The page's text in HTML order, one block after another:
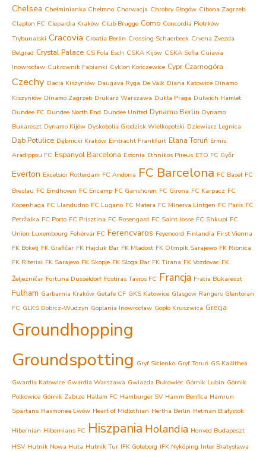
Chelsea Chełminianka Chełmno Chorwacja Chrobry Głogów Cibona Zagrzeb
Clapton FC Clepardia Kraków Club Brugge Como Concordia Piotrków
Trybunalski Cracovia Croatia Berlin Crossing Schaerbeek Crvena Zvezda
Belgrad Crystal Palace CS Fola Esch CSKA Kijów CSKA Sofia Cuiavia
Inowrocław Cukrownik Fabianki Cyklon Kończewice Cypr Czarnogóra
Czechy Dacia Kiszyniów Daugava Ryga De Valk Diana Katowice Dinamo
Kiszyniów Dinamo Zagrzeb Drukarz Warszawa Dukla Praga Dulwich Hamlet
Dundee FC Dundee North End Dundee United Dynamo Berlin Dynamo
Bukareszt Dynamo Kijów Dyskobolia Grodzisk Wielkopolski Dziewiarz Legnica
Dąb Potulice Dębnicki Kraków Eintracht Frankfurt Elana Toruń Ermis
Aradippou FC Espanyol Barcelona Estonia Ethnikos Pireus ETO FC Győr
Everton Excelsior Rotterdam FC Andorra FC Barcelona FC Basel FC
Breslau FC Eindhoven FC Encamp FC Ganshoren FC Girona FC Karpacz FC
Kopenhaga FC Llandudno FC Lugano FC Matera FC Minerva Lintgen FC Paris FC
Petržalka FC Porto FC Prisztina FC Rosengard FC Saint Josse FC Shkupi FC
Union Luxembourg Fehérvár FC Ferencvaros Feyenoord Finlandia First Vienna
FK Bokelj FK Grafičar FK Hajduk Bar FK Mladost FK Olimpik Sarajewo FK Ribnica
FK Riteriai FK Sarajevo FK Skopje FK Sloga Bar FK Tirana FK Vozdovac FK
Željezničar Fortuna Dusseldorf Fostiras Tavros FC Francja Fratia Bukareszt
Fulham Garbarnia Kraków Getafe CF GKS Katowice Glasgow Rangers Glentoran
FC GLKS Dobrcz-Wudzyn Goplania Inowrocław Gopło Kruszwica Grecja
Groundhopping
Groundspotting Gryf Sicienko Gryf Toruń GS Kallithea
Gwardia Katowice Gwardia Warszawa Gwiazda Bukowiec Górnik Lubin Górnik
Polkowice Górnik Zabrze Hallam FC Hamburger SV Hamm Benfica Hamrun
Spartans Hasmonea Lwów Heart of Midlothian Hertha Berlin Hetman Białystok
Hibernian Hibernians FC Hiszpania Holandia Honved Budapeszt
HSV Hutnik Nowa Huta Hutnik Tur IFK Goteborg IFK Nyköping Inter Bratysława